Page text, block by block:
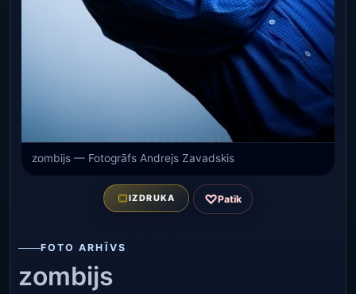
zombijs — Fotogrāfs Andrejs Zavadskis
IZDRUKA ♡Patīk
FOTO ARHĪVS
zombijs